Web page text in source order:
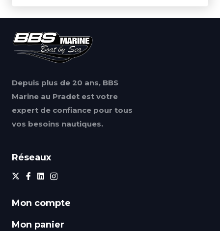
Depuis plus de 20 ans, BBS
Marine au Pradet est votre
expert de confiance pour tous
vos besoins nautiques.
Réseaux
Mon compte
Mon panier